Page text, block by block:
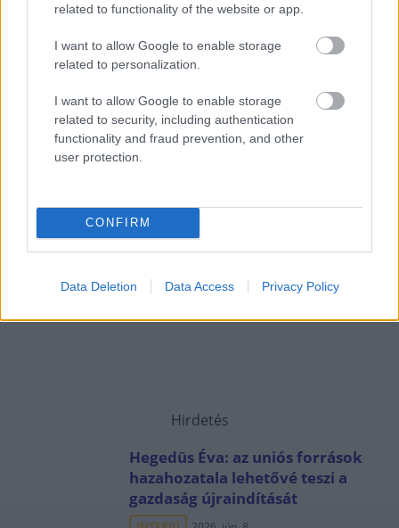
related to functionality of the website or app.
I want to allow Google to enable storage
related to personalization.
I want to allow Google to enable storage
related to security, including authentication
functionality and fraud prevention, and other
user protection.
CONFIRM
Data Deletion Data Access Privacy Policy
Hirdetés
Hegedüs Éva: az uniós források
hazahozatala lehetővé teszi a
gazdaság újraindítását